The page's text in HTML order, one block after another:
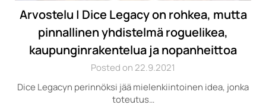
Arvostelu | Dice Legacy on rohkea, mutta
pinnallinen yhdistelmä roguelikea,
kaupunginrakentelua ja nopanheittoa
Posted on 22.9.2021
Dice Legacyn perinnöksi jää mielenkiintoinen idea, jonka
toteutus…